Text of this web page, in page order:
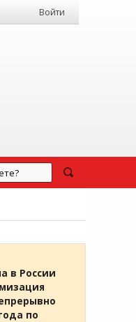
Войти
в России
по